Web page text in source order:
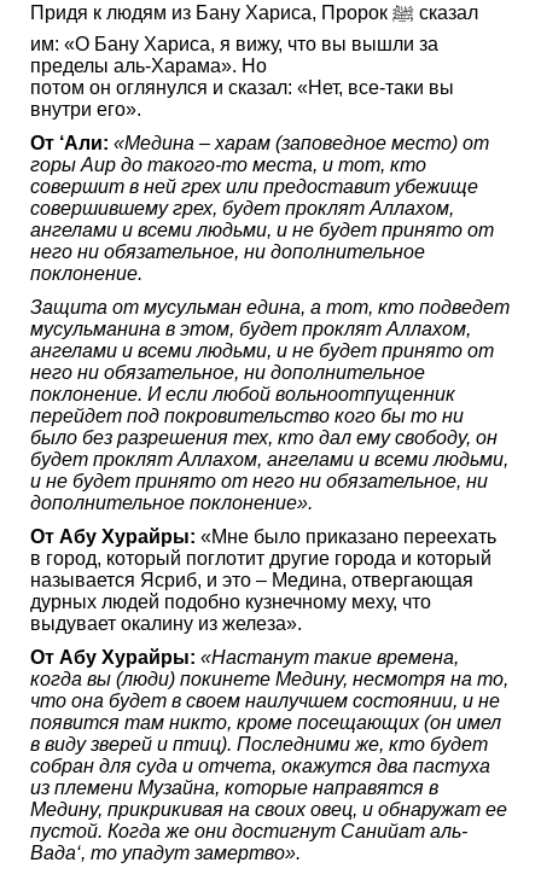
Придя к людям из Бану Хариса, Пророк ﷺ сказал
им: «О Бану Хариса, я вижу, что вы вышли за
пределы аль-Харама». Но
потом он оглянулся и сказал: «Нет, все-таки вы
внутри его».
От ‘Али: «Медина – харам (заповедное место) от
горы Аир до такого-то места, и тот, кто
совершит в ней грех или предоставит убежище
совершившему грех, будет проклят Аллахом,
ангелами и всеми людьми, и не будет принято от
него ни обязательное, ни дополнительное
поклонение.
Защита от мусульман едина, а тот, кто подведет
мусульманина в этом, будет проклят Аллахом,
ангелами и всеми людьми, и не будет принято от
него ни обязательное, ни дополнительное
поклонение. И если любой вольноотпущенник
перейдет под покровительство кого бы то ни
было без разрешения тех, кто дал ему свободу, он
будет проклят Аллахом, ангелами и всеми людьми,
и не будет принято от него ни обязательное, ни
дополнительное поклонение».
От Абу Хурайры: «Мне было приказано переехать
в город, который поглотит другие города и который
называется Ясриб, и это – Медина, отвергающая
дурных людей подобно кузнечному меху, что
выдувает окалину из железа».
От Абу Хурайры: «Настанут такие времена,
когда вы (люди) покинете Медину, несмотря на то,
что она будет в своем наилучшем состоянии, и не
появится там никто, кроме посещающих (он имел
в виду зверей и птиц). Последними же, кто будет
собран для суда и отчета, окажутся два пастуха
из племени Музайна, которые направятся в
Медину, прикрикивая на своих овец, и обнаружат ее
пустой. Когда же они достигнут Санийат аль-
Вада‘, то упадут замертво».